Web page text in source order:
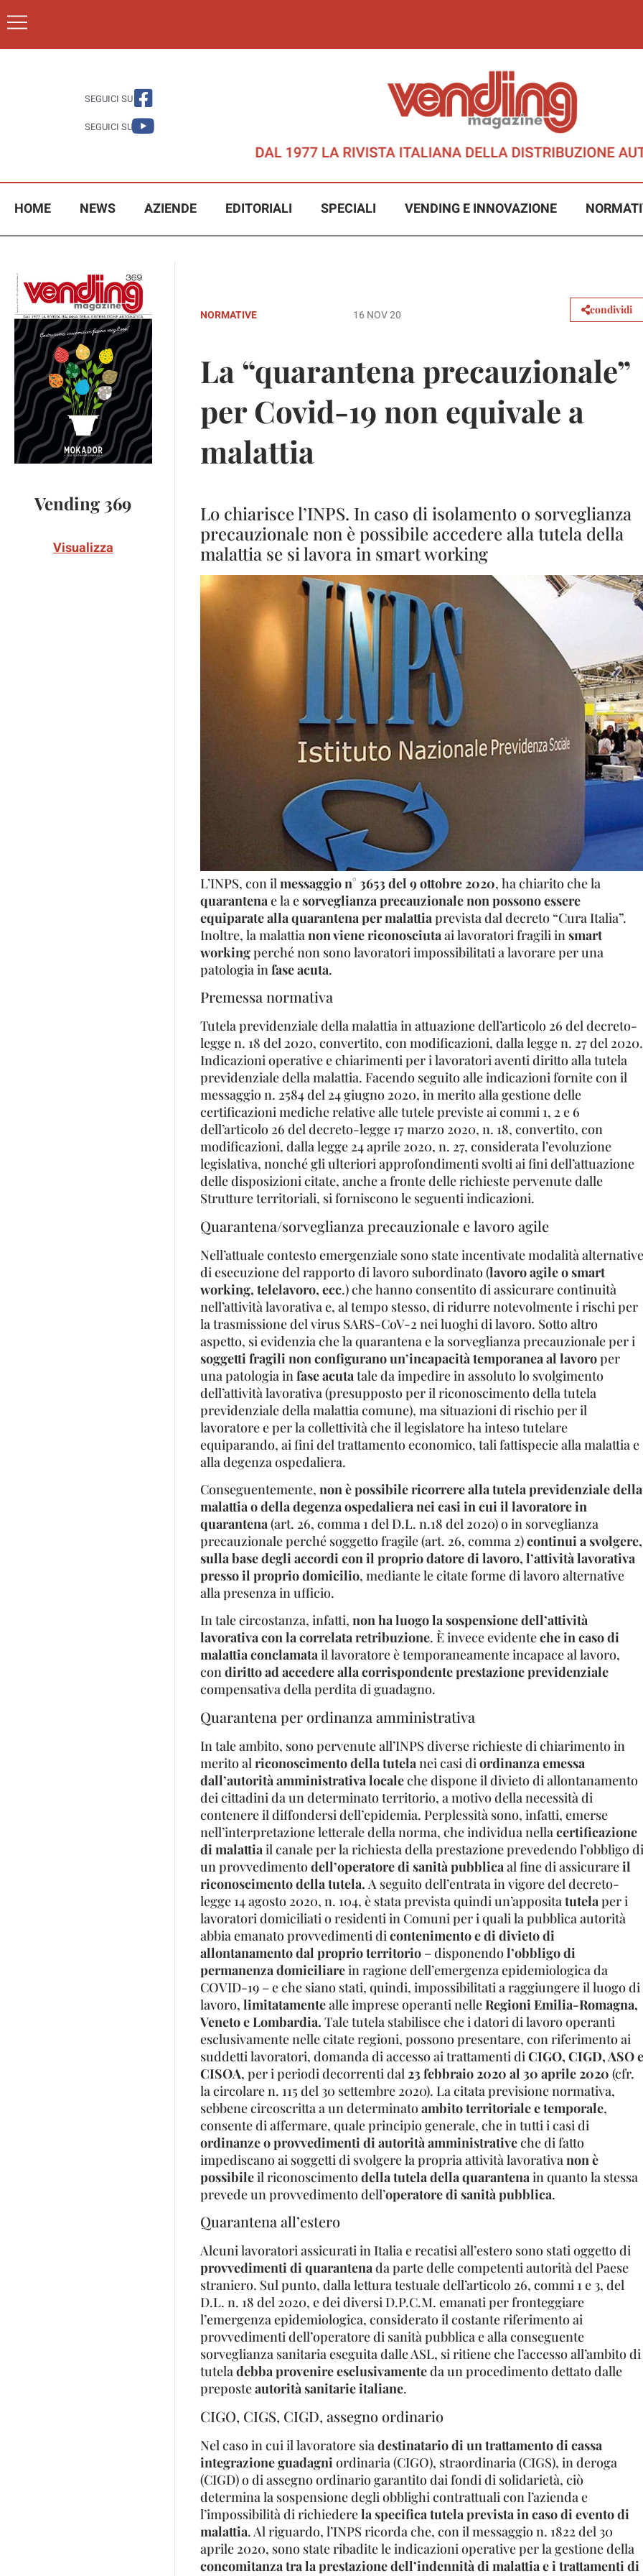
SEGUICI SU
SEGUICI SU
HOME NEWS AZIENDE EDITORIALI SPECIALI VENDING E INNOVAZIONE
Vending 369
Visualizza
NORMATIVE 16 NOV 20 condividi
La “quarantena precauzionale”
per Covid-19 non equivale a
malattia
Lo chiarisce l’INPS. In caso di isolamento o sorveglianza
precauzionale non è possibile accedere alla tutela della
malattia se si lavora in smart working
L’INPS, con ilmessaggio n° 3653 del 9 ottobre 2020, ha chiarito che la
quarantenae la esorveglianza precauzionalenon possono essere
equiparate alla quarantena per malattiaprevista dal decreto “Cura Italia”.
Inoltre, la malattianon viene riconosciutaai lavoratori fragili insmart
workingperché non sono lavoratori impossibilitati a lavorare per una
patologia infase acuta.
Premessa normativa
Tutela previdenziale della malattia in attuazione dell’articolo 26 del decreto-
legge n. 18 del 2020, convertito, con modificazioni, dalla legge n. 27 del 2020.
Indicazioni operative e chiarimenti per i lavoratori aventi diritto alla tutela
previdenziale della malattia. Facendo seguito alle indicazioni fornite con il
messaggio n. 2584 del 24 giugno 2020, in merito alla gestione delle
certificazioni mediche relative alle tutele previste ai commi 1, 2 e 6
dell’articolo 26 del decreto-legge 17 marzo 2020, n. 18, convertito, con
modificazioni, dalla legge 24 aprile 2020, n. 27, considerata l’evoluzione
legislativa, nonché gli ulteriori approfondimenti svolti ai fini dell’attuazione
delle disposizioni citate, anche a fronte delle richieste pervenute dalle
Strutture territoriali, si forniscono le seguenti indicazioni.
Quarantena/sorveglianza precauzionale e lavoro agile
Nell’attuale contesto emergenziale sono state incentivate modalità alternative
di esecuzione del rapporto di lavoro subordinato (lavoro agile o smart
working, telelavoro, ecc.) che hanno consentito di assicurare continuità
nell’attività lavorativa e, al tempo stesso, di ridurre notevolmente i rischi per
la trasmissione del virus SARS-CoV-2 nei luoghi di lavoro. Sotto altro
aspetto, si evidenzia che la quarantena e la sorveglianza precauzionale per i
soggetti fragili non configurano un’incapacità temporanea al lavoroper
una patologia in fase acuta tale da impedire in assoluto lo svolgimento
dell’attività lavorativa (presupposto per il riconoscimento della tutela
previdenziale della malattia comune), ma situazioni di rischio per il
lavoratore e per la collettività che il legislatore ha inteso tutelare
equiparando, ai fini del trattamento economico, tali fattispecie alla malattia e
alla degenza ospedaliera.
Conseguentemente, non è possibile ricorrere alla tutela previdenziale della
malattia o della degenza ospedaliera nei casi in cui il lavoratore in
quarantena(art. 26, comma 1 del D.L. n.18 del 2020) o in sorveglianza
precauzionale perché soggetto fragile (art. 26, comma 2)continui a svolgere,
sulla base degli accordi con il proprio datore di lavoro, l’attività lavorativa
presso il proprio domicilio, mediante le citate forme di lavoro alternative
alla presenza in ufficio.
In tale circostanza, infatti, non ha luogo la sospensione dell’attività
lavorativa con la correlata retribuzione. È invece evidenteche in caso di
malattia conclamatail lavoratore è temporaneamente incapace al lavoro,
condiritto ad accedere alla corrispondente prestazione previdenziale
compensativa della perdita di guadagno.
Quarantena per ordinanza amministrativa
In tale ambito, sono pervenute all’INPS diverse richieste di chiarimento in
merito alriconoscimento della tutelanei casi diordinanza emessa
dall’autorità amministrativa localeche dispone il divieto di allontanamento
dei cittadini da un determinato territorio, a motivo della necessità di
contenere il diffondersi dell’epidemia. Perplessità sono, infatti, emerse
nell’interpretazione letterale della norma, che individua nellacertificazione
di malattiail canale per la richiesta della prestazione prevedendo l’obbligo di
un provvedimentodell’operatore di sanità pubblicaal fine di assicurareil
riconoscimento della tutela. A seguito dell’entrata in vigore del decreto-
legge 14 agosto 2020, n. 104, è stata prevista quindi un’appositatutelaper i
lavoratori domiciliati o residenti in Comuni per i quali la pubblica autorità
abbia emanato provvedimenti dicontenimento e di divieto di
allontanamento dal proprio territorio– disponendol’obbligo di
permanenza domiciliarein ragione dell’emergenza epidemiologica da
COVID-19 – e che siano stati, quindi, impossibilitati a raggiungere il luogo di
lavoro, limitatamentealle imprese operanti nelleRegioni Emilia-Romagna,
Veneto e Lombardia. Tale tutela stabilisce che i datori di lavoro operanti
esclusivamente nelle citate regioni, possono presentare, con riferimento ai
suddetti lavoratori, domanda di accesso ai trattamenti diCIGO, CIGD, ASO e
CISOA, per i periodi decorrenti dal23 febbraio 2020 al 30 aprile 2020 (cfr.
la circolare n. 115 del 30 settembre 2020). La citata previsione normativa,
sebbene circoscritta a un determinatoambito territoriale e temporale,
consente di affermare, quale principio generale, che in tutti i casi di
ordinanze o provvedimenti di autorità amministrativeche di fatto
impediscano ai soggetti di svolgere la propria attività lavorativanon è
possibileil riconoscimentodella tutela della quarantenain quanto la stessa
prevede un provvedimento dell’operatore di sanità pubblica.
Quarantena all’estero
Alcuni lavoratori assicurati in Italia e recatisi all’estero sono stati oggetto di
provvedimenti di quarantenada parte delle competenti autorità del Paese
straniero. Sul punto, dalla lettura testuale dell’articolo 26, commi 1 e 3, del
D.L. n. 18 del 2020, e dei diversi D.P.C.M. emanati per fronteggiare
l’emergenza epidemiologica, considerato il costante riferimento ai
provvedimenti dell’operatore di sanità pubblica e alla conseguente
sorveglianza sanitaria eseguita dalle ASL, si ritiene che l’accesso all’ambito di
tuteladebba provenire esclusivamenteda un procedimento dettato dalle
preposteautorità sanitarie italiane.
CIGO, CIGS, CIGD, assegno ordinario
Nel caso in cui il lavoratore sia destinatario di un trattamento di cassa
integrazione guadagni ordinaria (CIGO), straordinaria (CIGS), in deroga
(CIGD) o di assegno ordinario garantito dai fondi di solidarietà, ciò
determina la sospensione degli obblighi contrattuali con l’azienda e
l’impossibilità di richiederela specifica tutela prevista in caso di evento di
malattia. Al riguardo, l’INPS ricorda che, con il messaggio n. 1822 del 30
aprile 2020, sono state ribadite le indicazioni operative per la gestione della
concomitanza tra la prestazione dell’indennità di malattia e i trattamenti di